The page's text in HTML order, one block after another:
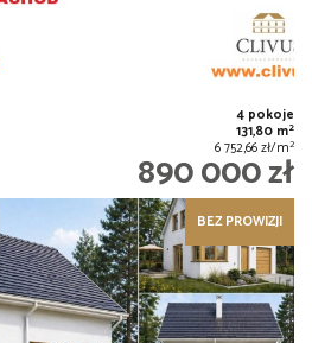
4 pokoje
131,80 m2
6 752,66 zł/m2
890 000 zł
BEZ PROWIZJI